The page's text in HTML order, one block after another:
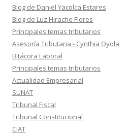
Blog de Daniel Yacolca Estares
Blog de Luz Hirache Flores
Principales temas tributarios
Asesoría Tributaria - Cynthia Oyola
Bitácora Laboral
Principales temas tributarios
Actualidad Empresarial
SUNAT
Tribunal Fiscal
Tribunal Constitucional
CIAT